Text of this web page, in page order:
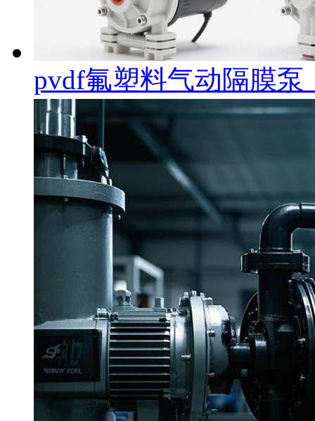
pvdf氟塑料气动隔膜